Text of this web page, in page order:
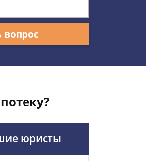
вопрос
юристы